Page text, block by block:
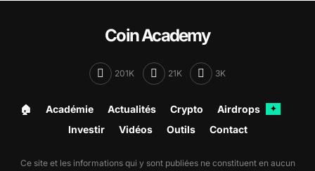
Coin Academy
201K 21K 3K
🏠︎ Académie Actualités Crypto Airdrops ✦
Investir Vidéos Outils Contact
Ce site et les informations qui y sont publiées ne constituent en aucun